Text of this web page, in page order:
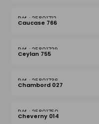
25801712
Caucase 766
25801729
Ceylan 755
25801736
Chambord 027
25801750
Cheverny 014